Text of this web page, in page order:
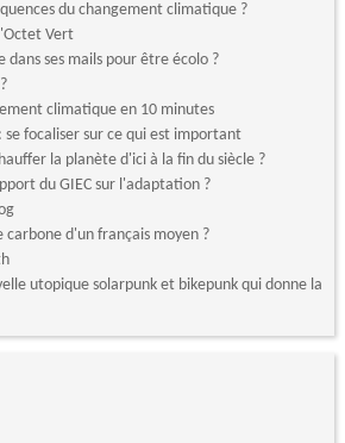
du changement climatique ?
Vert
dans ses mails pour être écolo ?
climatique en 10 minutes
focaliser sur ce qui est important
la planète d'ici à la fin du siècle ?
du GIEC sur l'adaptation ?
d'un français moyen ?
utopique solarpunk et bikepunk qui donne la